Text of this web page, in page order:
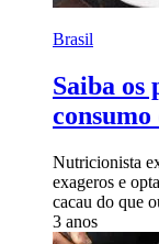
Brasil
Saiba os
consumo
Nutricionista
exageros e
cacau do que
3 anos